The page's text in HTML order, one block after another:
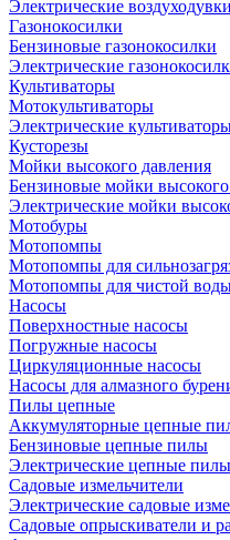
Электрические воздуходувки
Газонокосилки
Бензиновые газонокосилки
Электрические
Культиваторы
Мотокультиваторы
Электрические
Кусторезы
Мойки высокого давления
Бензиновые мойки
Электрические мойки
Мотобуры
Мотопомпы
Мотопомпы для
Мотопомпы для чистой
Насосы
Поверхностные насосы
Погружные насосы
Циркуляционные насосы
Насосы для алмазного
Пилы цепные
Аккумуляторные цепные
Бензиновые цепные пилы
Электрические цепные пилы
Садовые измельчители
Электрические садовые
Садовые опрыскиватели и